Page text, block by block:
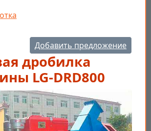
Добавить предложение
дробилка
LG-DRD800